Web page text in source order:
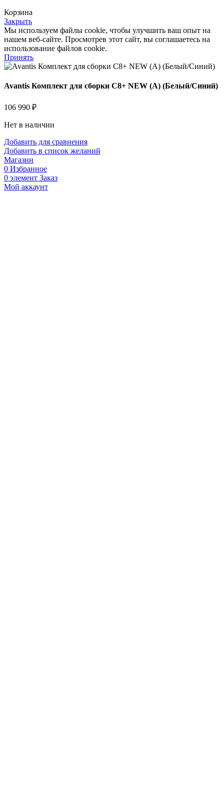
Корзина
Закрыть
Мы используем файлы cookie, чтобы улучшить ваш опыт на
нашем веб-сайте. Просмотрев этот сайт, вы соглашаетесь на
использование файлов cookie.
Принять
Avantis Комплект для сборки C8+ NEW (А) (Белый/Синий)
106 990 ₽
Нет в наличии
Добавить для сравнения
Добавить в список желаний
Магазин
0 Избранное
0 элемент Заказ
Мой аккаунт